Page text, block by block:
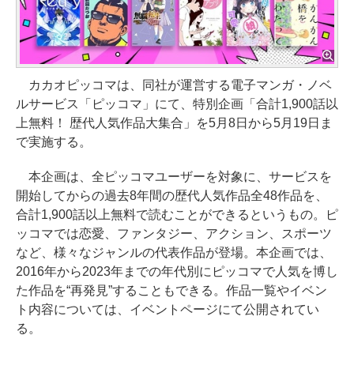
カカオピッコマは、同社が運営する電子マンガ・ノベ
ルサービス「ピッコマ」にて、特別企画「合計1,900話以
上無料！ 歴代人気作品大集合」を5月8日から5月19日ま
で実施する。
本企画は、全ピッコマユーザーを対象に、サービスを
開始してからの過去8年間の歴代人気作品全48作品を、
合計1,900話以上無料で読むことができるというもの。ピ
ッコマでは恋愛、ファンタジー、アクション、スポーツ
など、様々なジャンルの代表作品が登場。本企画では、
2016年から2023年までの年代別にピッコマで人気を博し
た作品を“再発見”することもできる。作品一覧やイベン
ト内容については、イベントページにて公開されてい
る。